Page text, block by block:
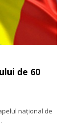
de 60
naţional de